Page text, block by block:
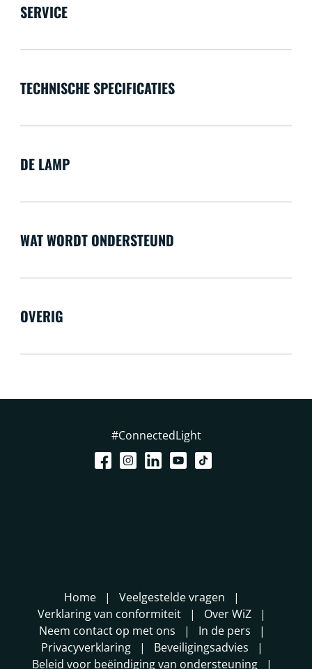
SERVICE
TECHNISCHE SPECIFICATIES
DE LAMP
WAT WORDT ONDERSTEUND
OVERIG
#ConnectedLight
Home
Veelgestelde vragen
Verklaring van conformiteit
Over WiZ
Neem contact op met ons
In de pers
Privacyverklaring
Beveiligingsadvies
Beleid voor beëindiging van ondersteuning